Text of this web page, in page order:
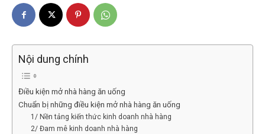
Nội dung chính
Điều kiện mở nhà hàng ăn uống
Chuẩn bị những điều kiện mở nhà hàng ăn uống
1/ Nền tảng kiến thức kinh doanh nhà hàng
2/ Đam mê kinh doanh nhà hàng